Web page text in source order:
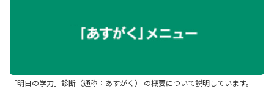
「明日の学力」診断（通称：あすがく） の概要について説明しています。